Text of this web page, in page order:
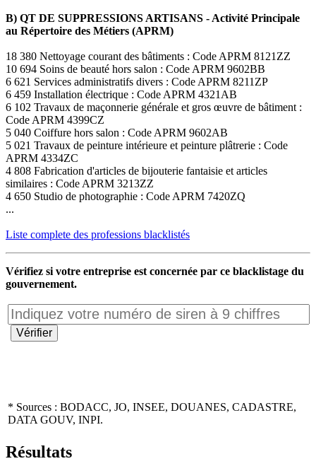
B) QT DE SUPPRESSIONS ARTISANS - Activité Principale
au Répertoire des Métiers (APRM)
18 380 Nettoyage courant des bâtiments : Code APRM 8121ZZ
10 694 Soins de beauté hors salon : Code APRM 9602BB
6 621 Services administratifs divers : Code APRM 8211ZP
6 459 Installation électrique : Code APRM 4321AB
6 102 Travaux de maçonnerie générale et gros œuvre de bâtiment :
Code APRM 4399CZ
5 040 Coiffure hors salon : Code APRM 9602AB
5 021 Travaux de peinture intérieure et peinture plâtrerie : Code
APRM 4334ZC
4 808 Fabrication d'articles de bijouterie fantaisie et articles
similaires : Code APRM 3213ZZ
4 650 Studio de photographie : Code APRM 7420ZQ
...
Liste complete des professions blacklistés
Vérifiez si votre entreprise est concernée par ce blacklistage du
gouvernement.
* Sources : BODACC, JO, INSEE, DOUANES, CADASTRE,
DATA GOUV, INPI.
Résultats